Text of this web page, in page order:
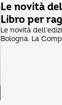
Le novità
Libro per
Le novità
Bologna. La